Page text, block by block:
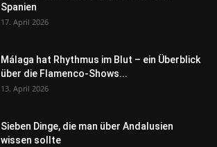
Spanien
17. April 2026
Málaga hat Rhythmus im Blut – ein Überblick
über die Flamenco-Shows...
13. April 2026
Sieben Dinge, die man über Andalusien
wissen sollte